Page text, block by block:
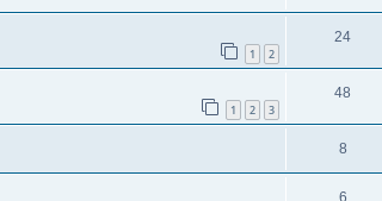
1 2
24
1 2 3
48
8
6